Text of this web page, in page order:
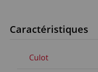
Caractéristiques
Culot